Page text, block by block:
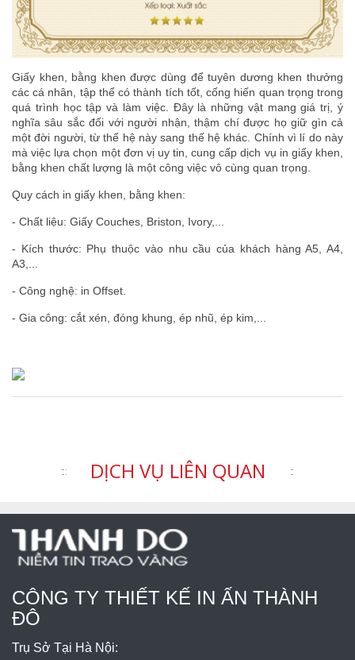
Giấy khen, bằng khen được dùng để tuyên dương khen thưởng
các cá nhân, tập thể có thành tích tốt, cống hiến quan trọng trong
quá trình học tập và làm việc. Đây là những vật mang giá trị, ý
nghĩa sâu sắc đối với người nhận, thậm chí được họ giữ gìn cả
một đời người, từ thế hệ này sang thế hệ khác. Chính vì lí do này
mà việc lựa chọn một đơn vị uy tin, cung cấp dịch vụ in giấy khen,
bằng khen chất lượng là một công việc vô cùng quan trọng.
Quy cách in giấy khen, bằng khen:
- Chất liệu: Giấy Couches, Briston, Ivory,...
- Kích thước: Phụ thuộc vào nhu cầu của khách hàng A5, A4,
A3,...
- Công nghệ: in Offset.
- Gia công: cắt xén, đóng khung, ép nhũ, ép kim,...
DỊCH VỤ LIÊN QUAN
CÔNG TY THIẾT KẾ IN ẤN THÀNH
ĐÔ
Trụ Sở Tại Hà Nội: